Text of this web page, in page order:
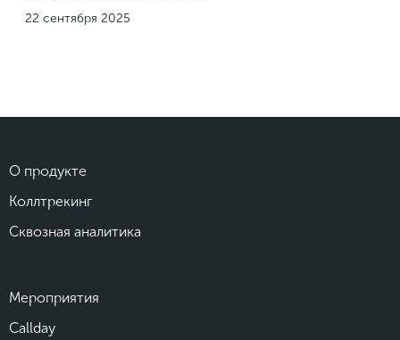
22 сентября 2025
О продукте
Коллтрекинг
Сквозная аналитика
Мероприятия
Callday